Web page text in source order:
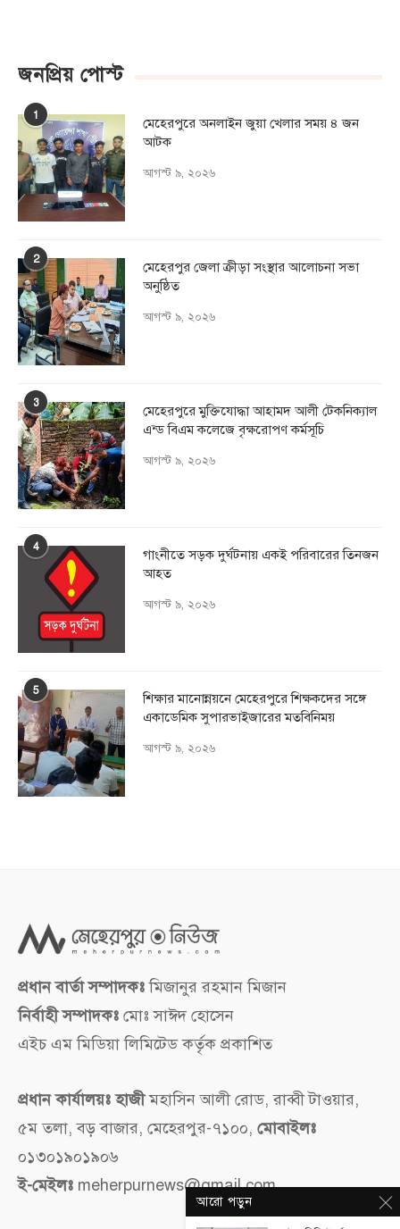
জনপ্রিয় পোস্ট
1
মেহেরপুরে অনলাইন জুয়া খেলার সময় ৪ জন
আটক
আগস্ট ৯, ২০২৬
2
মেহেরপুর জেলা ক্রীড়া সংস্থার আলোচনা সভা
অনুষ্ঠিত
আগস্ট ৯, ২০২৬
3
মেহেরপুরে মুক্তিযোদ্ধা আহামদ আলী টেকনিক্যাল
এন্ড বিএম কলেজে বৃক্ষরোপণ কর্মসূচি
আগস্ট ৯, ২০২৬
4
গাংনীতে সড়ক দুর্ঘটনায় একই পরিবারের তিনজন
আহত
আগস্ট ৯, ২০২৬
5
শিক্ষার মানোন্নয়নে মেহেরপুরে শিক্ষকদের সঙ্গে
একাডেমিক সুপারভাইজারের মতবিনিময়
আগস্ট ৯, ২০২৬
প্রধান বার্তা সম্পাদকঃমিজানুর রহমান মিজান
নির্বাহী সম্পাদকঃ মোঃ সাঈদ হোসেন
এইচ এম মিডিয়া লিমিটেড কর্তৃক প্রকাশিত
প্রধান কার্যালয়ঃ হাজীমহাসিন আলী রোড, রাব্বী টাওয়ার,
৫ম তলা, বড় বাজার, মেহেরপুর-৭১০০, মোবাইলঃ
০১৩০১৯০১৯০৬
ই-মেইলঃ meherpurnews@gmail.com
আরো পড়ুন